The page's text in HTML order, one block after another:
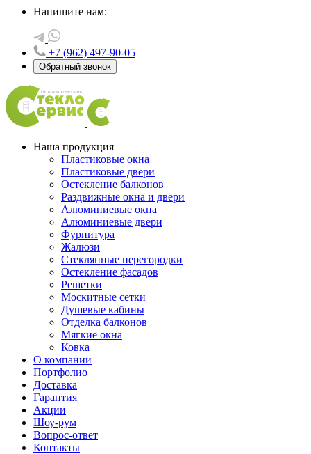
Напишите нам:
+7 (962) 497-90-05
Обратный звонок
Наша продукция
Пластиковые окна
Пластиковые двери
Остекление балконов
Раздвижные окна и двери
Алюминиевые окна
Алюминиевые двери
Фурнитура
Жалюзи
Стеклянные перегородки
Остекление фасадов
Решетки
Москитные сетки
Душевые кабины
Отделка балконов
Мягкие окна
Ковка
О компании
Портфолио
Доставка
Гарантия
Акции
Шоу-рум
Вопрос-ответ
Контакты